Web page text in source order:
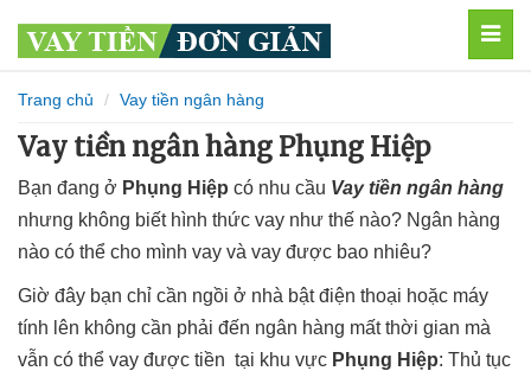
Trang chủ Vay tiền ngân hàng
Vay tiền ngân hàng Phụng Hiệp
Bạn đang ở Phụng Hiệp có nhu cầu Vay tiền ngân hàng
nhưng không biết hình thức vay như thế nào? Ngân hàng
nào có thể cho mình vay và vay được bao nhiêu?
Giờ đây bạn chỉ cần ngồi ở nhà bật điện thoại hoặc máy
tính lên không cần phải đến ngân hàng mất thời gian mà
vẫn có thể vay được tiền tại khu vực Phụng Hiệp: Thủ tục